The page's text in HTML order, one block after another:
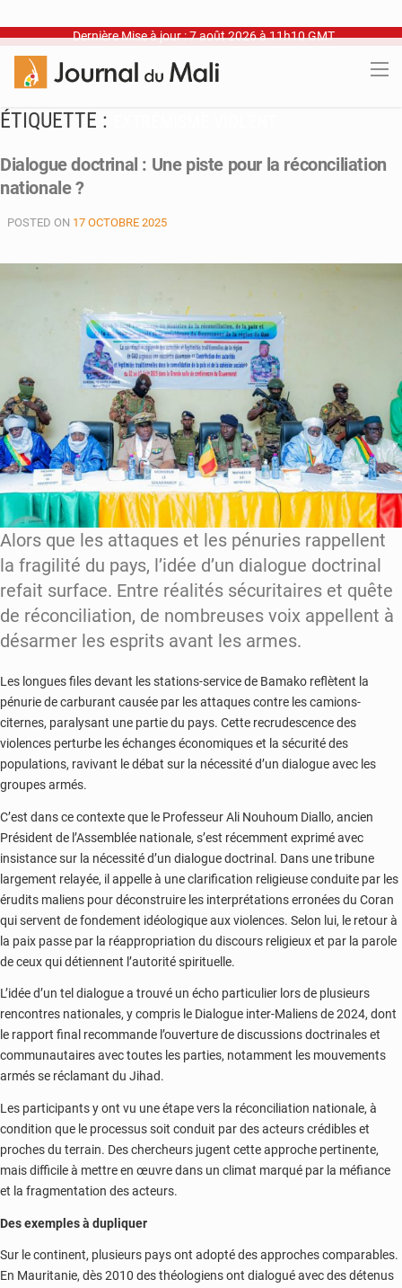
Dernière Mise à jour : 7 août 2026 à 11h10 GMT
ÉTIQUETTE :
Dialogue doctrinal : Une piste pour la réconciliation
nationale ?
POSTED ON 17 OCTOBRE 2025
Alors que les attaques et les pénuries rappellent
la fragilité du pays, l’idée d’un dialogue doctrinal
refait surface. Entre réalités sécuritaires et quête
de réconciliation, de nombreuses voix appellent à
désarmer les esprits avant les armes.
Les longues files devant les stations-service de Bamako reflètent la
pénurie de carburant causée par les attaques contre les camions-
citernes, paralysant une partie du pays. Cette recrudescence des
violences perturbe les échanges économiques et la sécurité des
populations, ravivant le débat sur la nécessité d’un dialogue avec les
groupes armés.
C’est dans ce contexte que le Professeur Ali Nouhoum Diallo, ancien
Président de l’Assemblée nationale, s’est récemment exprimé avec
insistance sur la nécessité d’un dialogue doctrinal. Dans une tribune
largement relayée, il appelle à une clarification religieuse conduite par les
érudits maliens pour déconstruire les interprétations erronées du Coran
qui servent de fondement idéologique aux violences. Selon lui, le retour à
la paix passe par la réappropriation du discours religieux et par la parole
de ceux qui détiennent l’autorité spirituelle.
L’idée d’un tel dialogue a trouvé un écho particulier lors de plusieurs
rencontres nationales, y compris le Dialogue inter-Maliens de 2024, dont
le rapport final recommande l’ouverture de discussions doctrinales et
communautaires avec toutes les parties, notamment les mouvements
armés se réclamant du Jihad.
Les participants y ont vu une étape vers la réconciliation nationale, à
condition que le processus soit conduit par des acteurs crédibles et
proches du terrain. Des chercheurs jugent cette approche pertinente,
mais difficile à mettre en œuvre dans un climat marqué par la méfiance
et la fragmentation des acteurs.
Des exemples à dupliquer
Sur le continent, plusieurs pays ont adopté des approches comparables.
En Mauritanie, dès 2010 des théologiens ont dialogué avec des détenus